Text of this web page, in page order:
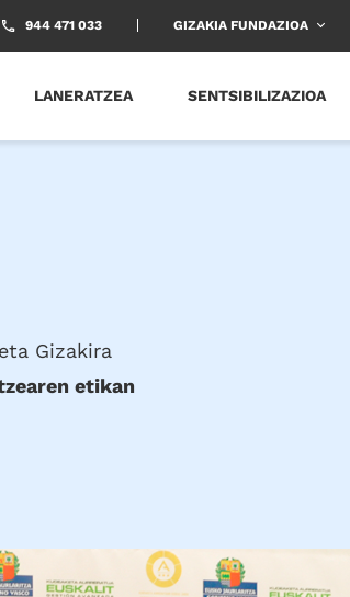
944 471 033 GIZAKIA FUNDAZIOA
LANERATZEA SENTSIBILIZAZIOA
Gizakira
etikan